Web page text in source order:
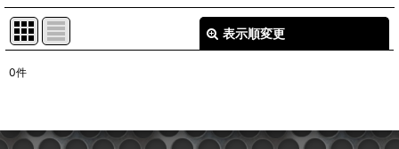
表示順変更
並び順:
0件